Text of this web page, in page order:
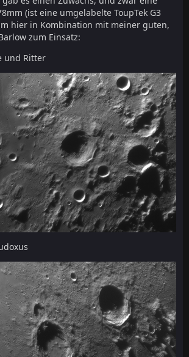
(ist eine umgelabelte ToupTek G3
hier in Kombination mit meiner guten,
zum Einsatz:
und Ritter